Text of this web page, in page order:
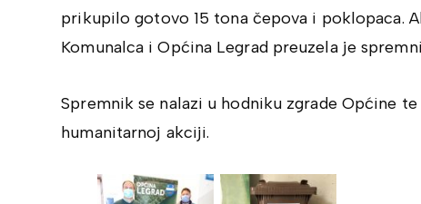
prikupilo gotovo 15 tona čepova i poklopaca.
Komunalca i Općina Legrad preuzela je
Spremnik se nalazi u hodniku zgrade Općine
humanitarnoj akciji.